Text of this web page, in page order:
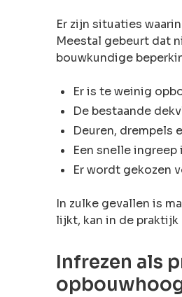
Er zijn situaties
Meestal gebeurt dat
bouwkundige
Er is te weinig
De bestaande
Deuren, drempels
Een snelle
Er wordt gekozen
In zulke gevallen is
lijkt, kan in de
Infrezen als